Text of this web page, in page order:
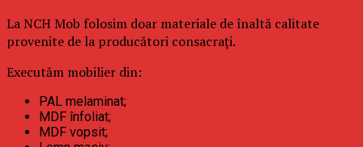
La NCH Mob folosim doar materiale de înaltă calitate
provenite de la producători consacrați.
Executăm mobilier din:
PAL melaminat;
MDF înfoliat;
MDF vopsit;